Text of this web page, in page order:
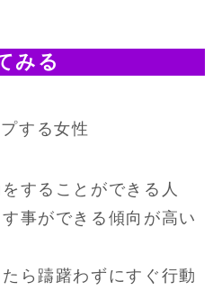
みる
することができる人
事ができる傾向が高い
ら躊躇わずにすぐ行動